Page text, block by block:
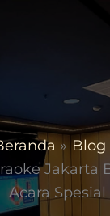
Blog
Jakarta
Acara Spesial